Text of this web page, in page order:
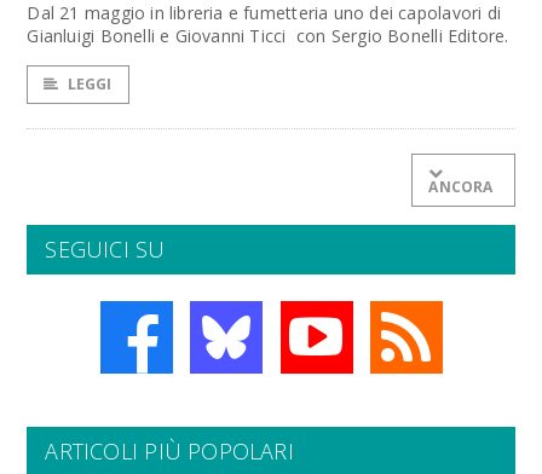
Dal 21 maggio in libreria e fumetteria uno dei capolavori di
Gianluigi Bonelli e Giovanni Ticci con Sergio Bonelli Editore.
LEGGI
ANCORA
SEGUICI SU
ARTICOLI PIÙ POPOLARI